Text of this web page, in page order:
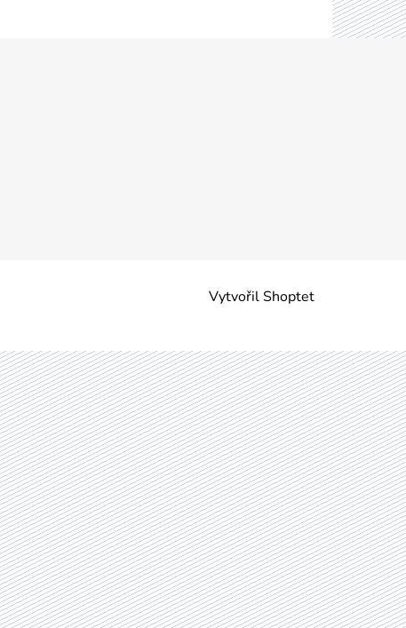
Vytvořil Shoptet